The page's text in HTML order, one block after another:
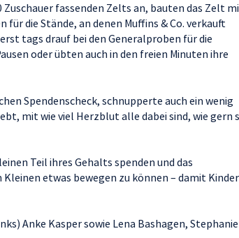
fassenden Zelts an, bauten das Zelt
die Stände, an denen Muffins & Co. verkauft
tags drauf bei den Generalproben für die
oder übten auch in den freien Minuten ihre
Spendenscheck, schnupperte auch ein wenig
mit wie viel Herzblut alle dabei sind, wie gern
Teil ihres Gehalts spenden und das
etwas bewegen zu können – damit Kinder